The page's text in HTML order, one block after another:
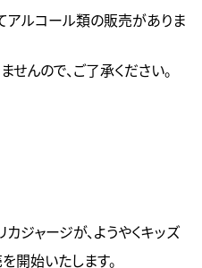
アルコール類の販売がありま
せんので、ご了承ください。
ジャージが、ようやくキッズ
開始いたします。